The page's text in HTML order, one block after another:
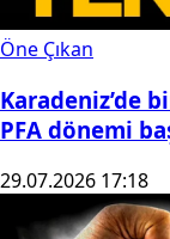
Öne Çıkan
Karadeniz’de
PFA dönemi
29.07.2026 17:18